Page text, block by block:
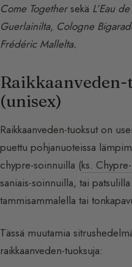
Come Togethersekä L’Eau
Guerlainilta, Cologne
Frédéric Mallelta.
(unisex)
Raikkaanveden-tuoksut on
puettu pohjanuoteissa
chypre-soinnuilla (ks.
saniais-soinnuilla, tai
tammisammalella tai
Tässä muutamia
raikkaanveden-tuoksuja: